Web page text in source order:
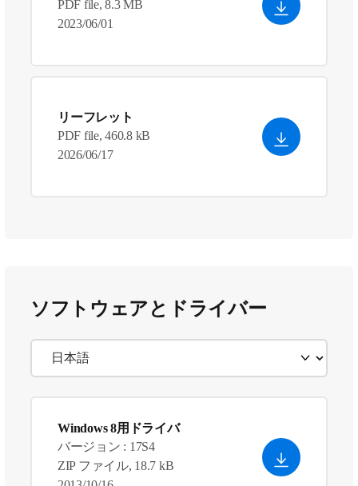
PDF file, 8.3 MB
2023/06/01
リーフレット
PDF file, 460.8 kB
2026/06/17
ソフトウェアとドライバー
Windows 8用ドライバ
バージョン : 17S4
ZIP ファイル, 18.7 kB